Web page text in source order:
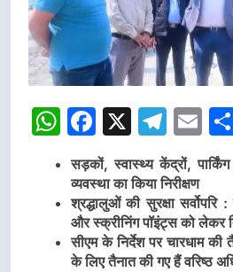
WhatsApp
Facebook
X
सड़कों, स्वास्थ्य केंद्रों,
व्यवस्था का किया निरीक्षण
श्रद्धालुओं की सुरक्षा
और स्क्रीनिंग पॉइंट्स को लेकर
सीएम के निर्देश पर चारधाम की
के लिए तैनात की गए हैं वरिष्ठ